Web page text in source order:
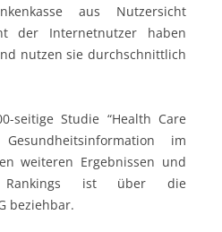
aus Nutzersicht
der Internetnutzer haben
nutzen sie durchschnittlich
seitige Studie “Health Care
im
weiteren Ergebnissen und
Rankings ist über die
beziehbar.